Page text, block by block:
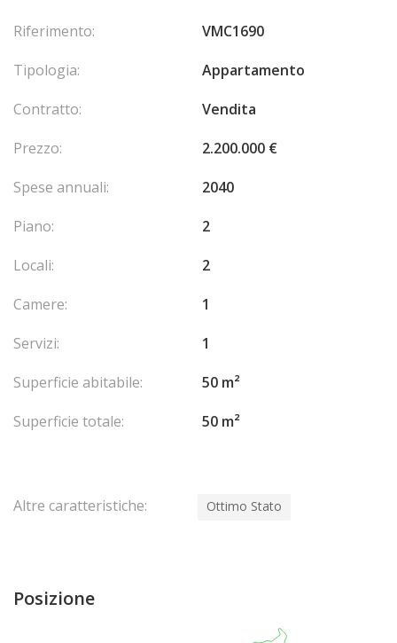
Riferimento:
VMC1690
Tipologia:
Appartamento
Contratto:
Vendita
Prezzo:
2.200.000 €
Spese annuali:
2040
Piano:
2
Locali:
2
Camere:
1
Servizi:
1
Superficie abitabile:
50 m²
Superficie totale:
50 m²
Altre caratteristiche: Ottimo Stato
Posizione